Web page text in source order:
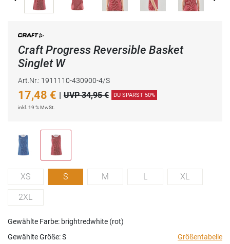
Craft Progress Reversible Basket
Singlet W
Art.Nr.: 1911110-430900-4/S
17,48 € | UVP 34,95 € DU SPARST 50%
inkl. 19 % MwSt.
XS S M L XL
2XL
Gewählte Farbe: brightredwhite (rot)
Gewählte Größe:S Größentabelle